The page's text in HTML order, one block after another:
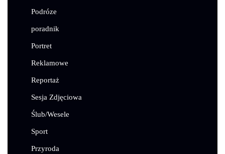
Podróze
poradnik
Portret
Reklamowe
Reportaż
Sesja Zdjęciowa
Ślub/Wesele
Sport
Przyroda